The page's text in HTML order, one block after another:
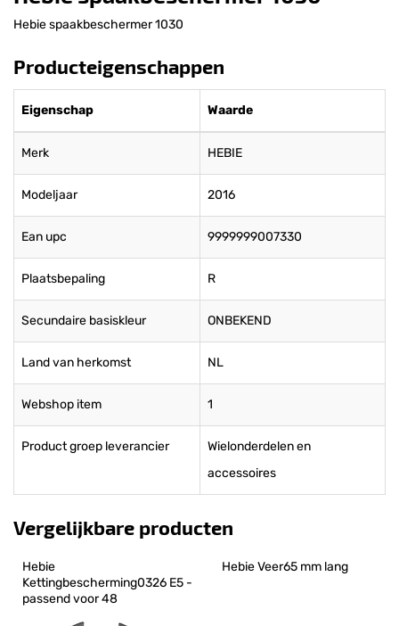
Hebie spaakbeschermer 1030
Producteigenschappen
Eigenschap Waarde
Merk HEBIE
Modeljaar 2016
Ean upc 9999999007330
Plaatsbepaling R
Secundaire basiskleur ONBEKEND
Land van herkomst NL
Webshop item 1
Product groep leverancier
Wielonderdelen en
accessoires
Vergelijkbare producten
Hebie
Kettingbescherming0326 E5 -
passend voor 48
Hebie Veer65 mm lang